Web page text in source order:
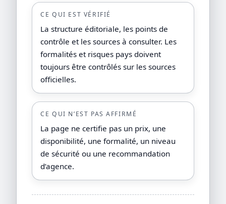
CE QUI EST VÉRIFIÉ
La structure éditoriale, les points de
contrôle et les sources à consulter. Les
formalités et risques pays doivent
toujours être contrôlés sur les sources
officielles.
CE QUI N’EST PAS AFFIRMÉ
La page ne certifie pas un prix, une
disponibilité, une formalité, un niveau
de sécurité ou une recommandation
d’agence.